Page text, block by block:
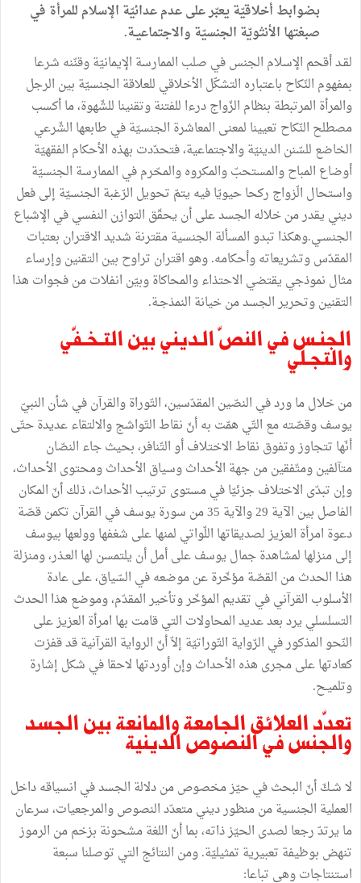
بضوابط أخلاقيّة يعبّر على عدم عدائيّة الإسلام للمرأة في
صبغتها الأنثويّة الجنسيّة والاجتماعيـة.
لقـد أقحم الإسلام الجنس في صلب الممارسة الإيمانيّة وقنّنه شرعا
بمفهوم النّكاح باعتباره التشكّل الأخلاقي للعلاقة الجنسيّة بين الرجل
والمرأة المرتبطة بنظام الزّواج درءا للفتنة وتقنينا للشّهوة، ما أكسب
مصطلح النّكاح تعيينا لمعنى المعاشرة الجنسيّة في طابعها الشّرعي
الخاضع للسّنن الدينيّة والاجتماعية، فتحدّدت بهذه الأحكام الفقهيّة
أوضاع المباح والمستحبّ والمكروه والمحّرم في الممارسة الجنسيّة
واستحال الّزواج ركحا حيويّا فيه يتمّ تحويل الرّغبة الجنسيّة إلى فعل
ديني يقدر من خلاله الجسد على أن يحقّق التوازن النفسي في الإشباع
الجنسـي.وهكذا تبدو المسألة الجنسية مقترنة شديد الاقتران بعتبات
المقدّس وتشريعاته وأحكامه. وهو اقتران تراوح بين التقنين وإرساء
مثال نموذجي يقتضي الاحتذاء والمحاكاة وبيّن انفلات من فجوات هذا
التقنين وتحرير الجسد من خيانة النمذجـة.
الجنـس في النصّ الـديني بين التـخـفّي
والتجـلّي
من خلال ما ورد في النصّين المقدّسين، التّوراة والقرآن في شأن النبيّ
يوسف وقصّته مع التّي همّت به أنّ نقاط التّواشج والالتقاء عديدة حتّى
أنّها تتجاوز وتفوق نقاط الاختلاف أو التّنافر، بحيث جاء النصّان
متآلفين ومتّفقين من جهة الأحداث وسياق الأحداث ومحتوى الأحداث،
وإن تبدّى الاختلاف جزئيّا في مستوى ترتيب الأحداث، ذلك أنّ المكان
الفاصل بين الآية 29 والآية 35 من سورة يوسف في القرآن تكمن قصّة
دعوة امرأة العزيز لصديقاتها اللّواتي لمنها على شغفها وولعها بيوسف
إلى منزلها لمشاهدة جمال يوسف على أمل أن يلتمسن لها العـذر، ومنزلة
هذا الحدث من القصّة مؤخّرة عن موضعه في السّياق، على عادة
الأسلوب القرآني في تقديم المؤخّر وتأخير المقدّم، وموضع هذا الحدث
التسلسلي يرد بعد عديد المحاولات التي قامت بها امرأة العزيز على
النّحو المذكور في الرّواية التّوراتيّة إلاّ أنّ الرواية القرآنية قد قفزت
كعادتها على مجرى هذه الأحداث وإن أوردتها لاحقا في شكل إشارة
وتلميـح.
تعدّد العلائق الجامعة والمانعة بين الجسد
والجنس في النصوص الدينية
لا شـكّ أنّ البحث في حيّز مخصوص من دلالة الجسد في انسياقه داخل
العملية الجنسية من منظور ديني متعدّد النصوص والمرجعيات، سرعان
ما يرتدّ رجعا لصدى الحيّز ذاته، بما أنّ اللغة مشحونة بزخم من الرموز
تنهض بوظيفة تعبيرية تمثيليّة. ومن النتائج التي توصلنا سبعة
استنتاجات وهي تباعا: